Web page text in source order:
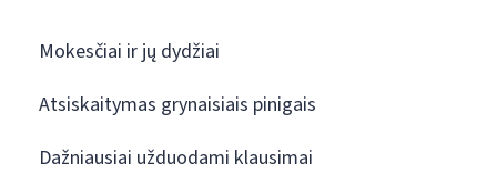
Mokesčiai ir jų dydžiai
Atsiskaitymas grynaisiais pinigais
Dažniausiai užduodami klausimai